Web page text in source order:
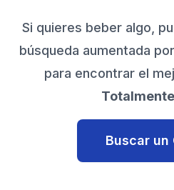
Si quieres beber algo,
búsqueda aumentada
para encontrar el
Buscar un